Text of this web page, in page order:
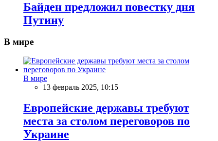
Байден предложил повестку дня
Путину
В мире
В мире
13 февраль 2025, 10:15
Европейские державы требуют
места за столом переговоров по
Украине